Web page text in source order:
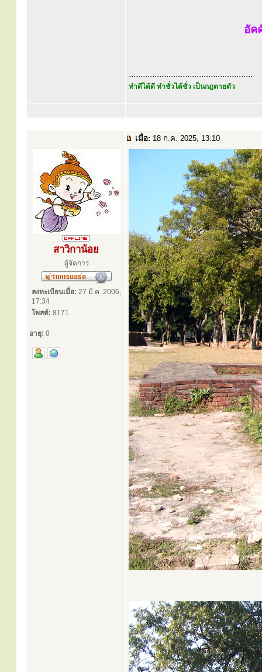
อัค
.....................................................
ทำดีได้ดี ทำชั่วได้ชั่ว เป็นกฎตายตัว
เมื่อ: 18 ก.ค. 2025, 13:10
สาวิกาน้อย
ผู้จัดการ
ลงทะเบียนเมื่อ: 27 มี.ค. 2006,
17:34
โพสต์: 8171
อายุ: 0